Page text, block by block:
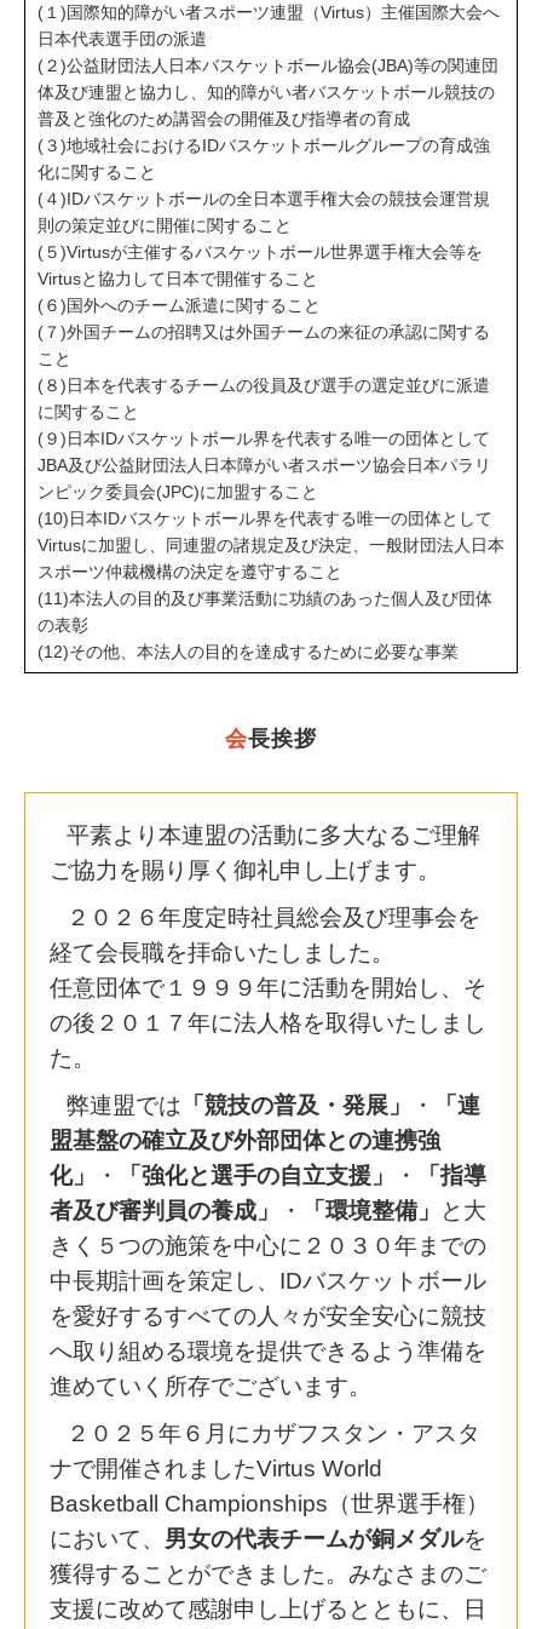
(１)国際知的障がい者スポーツ連盟（Virtus）主催国際大会へ
日本代表選手団の派遣
(２)公益財団法人日本バスケットボール協会(JBA)等の関連団
体及び連盟と協力し、知的障がい者バスケットボール競技の
普及と強化のため講習会の開催及び指導者の育成
(３)地域社会におけるIDバスケットボールグループの育成強
化に関すること
(４)IDバスケットボールの全日本選手権大会の競技会運営規
則の策定並びに開催に関すること
(５)Virtusが主催するバスケットボール世界選手権大会等を
Virtusと協力して日本で開催すること
(６)国外へのチーム派遣に関すること
(７)外国チームの招聘又は外国チームの来征の承認に関する
こと
(８)日本を代表するチームの役員及び選手の選定並びに派遣
に関すること
(９)日本IDバスケットボール界を代表する唯一の団体として
JBA及び公益財団法人日本障がい者スポーツ協会日本パラリ
ンピック委員会(JPC)に加盟すること
(10)日本IDバスケットボール界を代表する唯一の団体として
Virtusに加盟し、同連盟の諸規定及び決定、一般財団法人日本
スポーツ仲裁機構の決定を遵守すること
(11)本法人の目的及び事業活動に功績のあった個人及び団体
の表彰
(12)その他、本法人の目的を達成するために必要な事業
会長挨拶
平素より本連盟の活動に多大なるご理解
ご協力を賜り厚く御礼申し上げます。
２０２６年度定時社員総会及び理事会を
経て会長職を拝命いたしました。
任意団体で１９９９年に活動を開始し、そ
の後２０１７年に法人格を取得いたしまし
た。
弊連盟では 「競技の普及・発展」 ・
「連
盟基盤の確立及び外部団体との連携強
化」
・ 「強化と選手の自立支援」 ・
「指導
者及び審判員の養成」
・ 「環境整備」
と大
きく５つの施策を中心に２０３０年までの
中長期計画を策定し、IDバスケットボール
を愛好するすべての人々が安全安心に競技
へ取り組める環境を提供できるよう準備を
進めていく所存でございます。
２０２５年６月にカザフスタン・アスタ
ナで開催されましたVirtus World
Basketball Championships（世界選手権）
において、 男女の代表チームが銅メダルを
獲得することができました。みなさまのご
支援に改めて感謝申し上げるとともに、日